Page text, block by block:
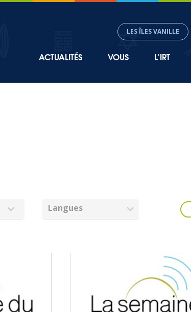
ACTUALITÉS VOUS L'IRT
LES ÎLES VANILLE
Langues